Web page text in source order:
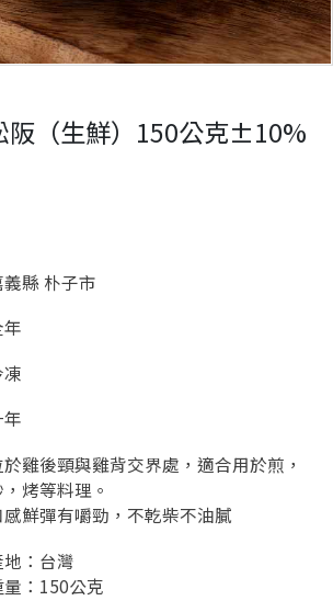
阪（生鮮）150公克±10%
義縣 朴子市
年
凍
雞後頸與雞背交界處，適合用於煎，
烤等料理。
感鮮彈有嚼勁，不乾柴不油膩
地：台灣
量：150公克